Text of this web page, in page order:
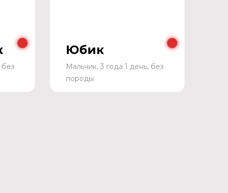
без
Юбик
Мальчик, 3 года 1 день, без
породы